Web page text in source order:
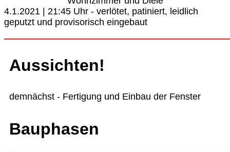
4.1.2021 | 21:45 Uhr - verlötet, patiniert, leidlich
geputzt und provisorisch eingebaut
Aussichten!
demnächst - Fertigung und Einbau der Fenster
Bauphasen